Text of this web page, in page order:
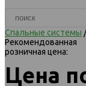
Спальные системы
Рекомендованная
розничная цена:
Цена